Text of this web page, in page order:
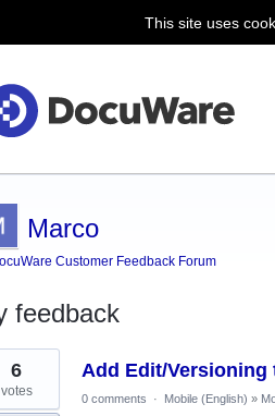
This site uses
Marco
Customer Feedback Forum
feedback
Add Edit/Versioning
6
votes 0 comments · Mobile (English) »